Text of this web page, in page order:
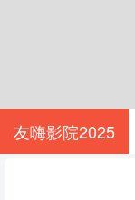
友嗨影院2025